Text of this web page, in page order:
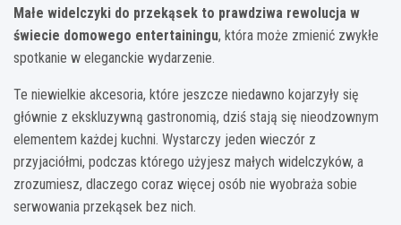
Małe widelczyki do przekąsek to prawdziwa rewolucja w
świecie domowego entertainingu, która może zmienić zwykłe
spotkanie w eleganckie wydarzenie.
Te niewielkie akcesoria, które jeszcze niedawno kojarzyły się
głównie z ekskluzywną gastronomią, dziś stają się nieodzownym
elementem każdej kuchni. Wystarczy jeden wieczór z
przyjaciółmi, podczas którego użyjesz małych widelczyków, a
zrozumiesz, dlaczego coraz więcej osób nie wyobraża sobie
serwowania przekąsek bez nich.